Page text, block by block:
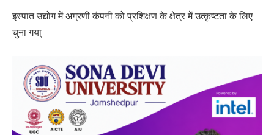
इस्पात उद्योग में अग्रणी कंपनी को प्रशिक्षण के क्षेत्र में उत्कृष्टता के लिए
चुना गया्